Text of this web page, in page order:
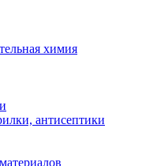
химия
антисептики